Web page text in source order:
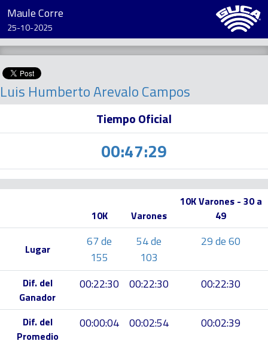
Maule Corre
25-10-2025
Luis Humberto Arevalo Campos
Tiempo Oficial
00:47:29
10K Varones
10K Varones - 30 a
49
Lugar
67 de
155
54 de
103
29 de 60
Dif. del
Ganador
00:22:30 00:22:30 00:22:30
Dif. del
Promedio
00:00:04 00:02:54 00:02:39